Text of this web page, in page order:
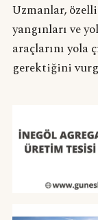
Uzmanlar,
yangınları ve
araçlarını yola
gerektiğini